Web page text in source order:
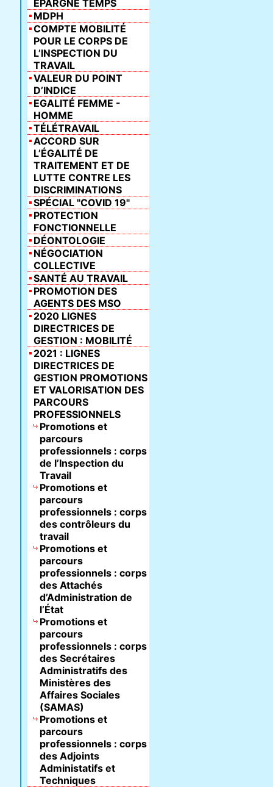
ÉPARGNE TEMPS
MDPH
COMPTE MOBILITÉ
POUR LE CORPS DE
L’INSPECTION DU
TRAVAIL
VALEUR DU POINT
D’INDICE
EGALITÉ FEMME -
HOMME
TÉLÉTRAVAIL
ACCORD SUR
L’ÉGALITÉ DE
TRAITEMENT ET DE
LUTTE CONTRE LES
DISCRIMINATIONS
SPÉCIAL "COVID 19"
PROTECTION
FONCTIONNELLE
DÉONTOLOGIE
NÉGOCIATION
COLLECTIVE
SANTÉ AU TRAVAIL
PROMOTION DES
AGENTS DES MSO
2020 LIGNES
DIRECTRICES DE
GESTION : MOBILITÉ
2021 : LIGNES
DIRECTRICES DE
GESTION PROMOTIONS
ET VALORISATION DES
PARCOURS
PROFESSIONNELS
Promotions et
parcours
professionnels : corps
de l’Inspection du
Travail
Promotions et
parcours
professionnels : corps
des contrôleurs du
travail
Promotions et
parcours
professionnels : corps
des Attachés
d’Administration de
l’État
Promotions et
parcours
professionnels : corps
des Secrétaires
Administratifs des
Ministères des
Affaires Sociales
(SAMAS)
Promotions et
parcours
professionnels : corps
des Adjoints
Administatifs et
Techniques